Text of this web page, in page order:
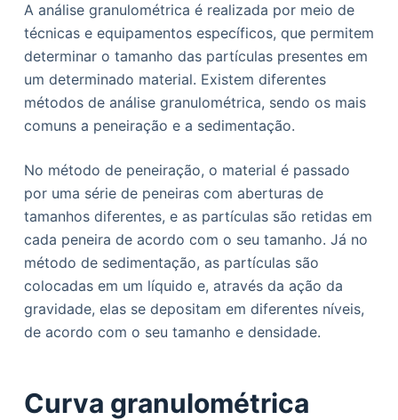
A análise granulométrica é realizada por meio de
técnicas e equipamentos específicos, que permitem
determinar o tamanho das partículas presentes em
um determinado material. Existem diferentes
métodos de análise granulométrica, sendo os mais
comuns a peneiração e a sedimentação.
No método de peneiração, o material é passado
por uma série de peneiras com aberturas de
tamanhos diferentes, e as partículas são retidas em
cada peneira de acordo com o seu tamanho. Já no
método de sedimentação, as partículas são
colocadas em um líquido e, através da ação da
gravidade, elas se depositam em diferentes níveis,
de acordo com o seu tamanho e densidade.
Curva granulométrica